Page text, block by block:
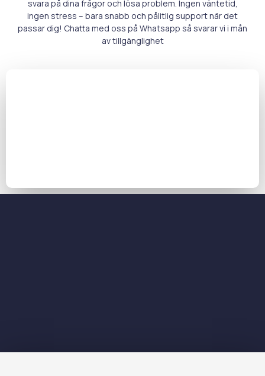
svara på dina frågor och lösa problem. Ingen väntetid,
ingen stress – bara snabb och pålitlig support när det
passar dig! Chatta med oss på Whatsapp så svarar vi i mån
av tillgänglighet